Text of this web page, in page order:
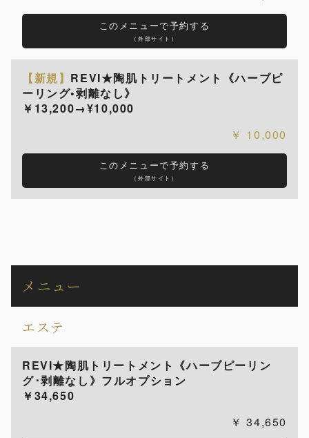
このメニューで予約する
（外部サイト）
【新規】 REVI★陶肌トリートメント《ハーブピ
ーリング•剥離なし》
￥13,200→¥10,000
10,000
このメニューで予約する
（外部サイト）
メニュー
エステ
REVI★陶肌トリートメント《ハーブピーリン
グ･剥離なし》フルオプション
￥34,650
34,650